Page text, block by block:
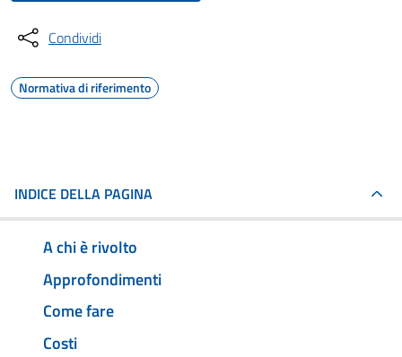
Condividi
Normativa di riferimento
INDICE DELLA PAGINA
A chi è rivolto
Approfondimenti
Come fare
Costi